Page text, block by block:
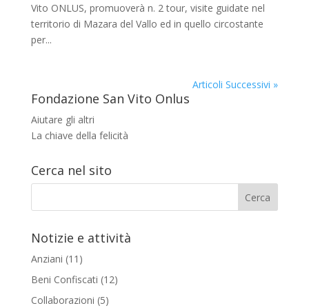
Vito ONLUS, promuoverà n. 2 tour, visite guidate nel
territorio di Mazara del Vallo ed in quello circostante
per...
Articoli Successivi »
Fondazione San Vito Onlus
Aiutare gli altri
La chiave della felicità
Cerca nel sito
Notizie e attività
Anziani (11)
Beni Confiscati (12)
Collaborazioni (5)